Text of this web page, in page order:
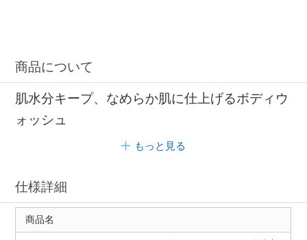
商品について
肌水分キープ、なめらか肌に仕上げるボディウ
ォッシュ
もっと見る
仕様詳細
商品名